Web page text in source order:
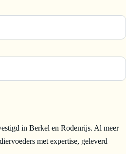
in Berkel en Rodenrijs. Al meer
met expertise, geleverd